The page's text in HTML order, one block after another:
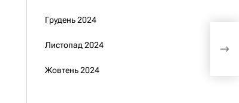
Грудень 2024
Листопад 2024
Жовтень 2024
у